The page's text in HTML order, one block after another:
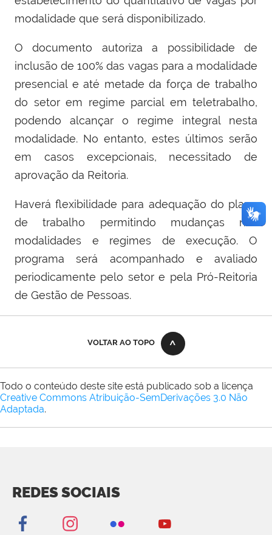
modalidade que será disponibilizado.
O documento autoriza a possibilidade de
inclusão de 100% das vagas para a modalidade
presencial e até metade da força de trabalho
do setor em regime parcial em teletrabalho,
podendo alcançar o regime integral nesta
modalidade. No entanto, estes últimos serão
em casos excepcionais, necessitado de
aprovação da Reitoria.
Haverá flexibilidade para adequação do plano
de trabalho permitindo mudanças nas
modalidades e regimes de execução. O
programa será acompanhado e avaliado
periodicamente pelo setor e pela Pró-Reitoria
de Gestão de Pessoas.
VOLTAR AO TOPO
Todo o conteúdo deste site está publicado sob a licença
Creative Commons Atribuição-SemDerivações 3.0 Não
Adaptada.
REDES SOCIAIS